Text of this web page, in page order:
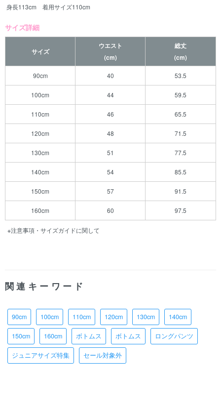
身長113cm 着用サイズ110cm
サイズ詳細
サイズ
ウエスト
(cm)
総丈
(cm)
90cm 40 53.5
100cm 44 59.5
110cm 46 65.5
120cm 48 71.5
130cm 51 77.5
140cm 54 85.5
150cm 57 91.5
160cm 60 97.5
※注意事項・サイズガイドに関して
関連キーワード
90cm 100cm 110cm 120cm 130cm 140cm
150cm 160cm ボトムス ボトムス ロングパンツ
ジュニアサイズ特集 セール対象外